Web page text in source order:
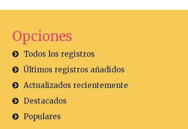
Opciones
Todos los registros
Últimos registros añadidos
Actualizados recientemente
Destacados
Populares